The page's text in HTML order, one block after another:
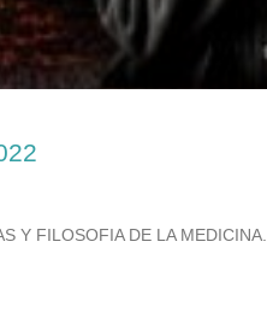
Y FILOSOFIA DE LA MEDICINA.